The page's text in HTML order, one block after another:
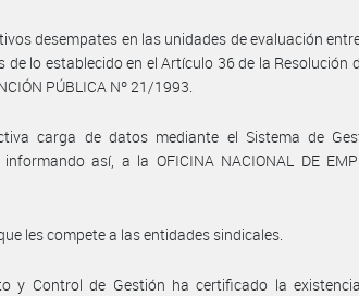
desempates en las unidades de evaluación
lo establecido en el Artículo 36 de la Resolución
PÚBLICA Nº 21/1993.
carga de datos mediante el Sistema de
así, a la OFICINA NACIONAL DE
les compete a las entidades sindicales.
y Control de Gestión ha certificado la